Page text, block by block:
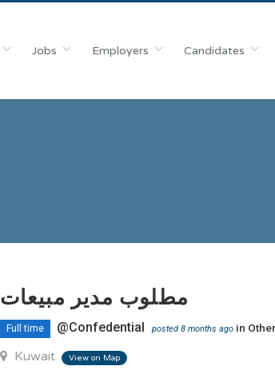
Jobs Employers Candidates
مطلوب مدير مبيعات
Full time @Confedential posted 8 months ago in
Kuwait View on Map